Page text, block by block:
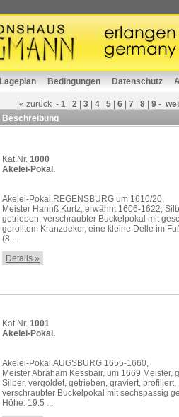
Lageplan Bedingungen Datenschutz
|« zurück - 1 2 3 4 5 6 7 8 9 -
Beschreibung
Kat.Nr. 1000
Akelei-Pokal.
Akelei-Pokal.REGENSBURG um 1610/20,
Meister Hannß Kurtz, erwähnt 1606-1622,
getrieben, verschraubter Buckelpokal mit
gerolltem Kranzdekor, eine kleine Delle im
(8 ...
Details »
Kat.Nr. 1001
Akelei-Pokal.
Akelei-Pokal.AUGSBURG 1655-1660,
Meister Abraham Kessbair, um 1669 Meister,
Silber, vergoldet, getrieben, graviert, profiliert,
verschraubter Buckelpokal mit sechspassig
Höhe: 19.5 ...